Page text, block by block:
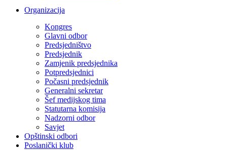
Organizacija
Kongres
Glavni odbor
Predsjedništvo
Predsjednik
Zamjenik predsjednika
Potpredsjednici
Počasni predsjednik
Generalni sekretar
Šef medijskog tima
Statutarna komisija
Nadzorni odbor
Savjet
Opštinski odbori
Poslanički klub